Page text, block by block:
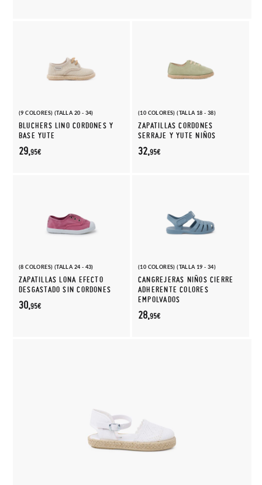
(9 COLORES) (TALLA 20 - 34)
BLUCHERS LINO CORDONES Y
BASE YUTE
29,95€
(10 COLORES) (TALLA 18 - 38)
ZAPATILLAS CORDONES
SERRAJE Y YUTE NIÑOS
32,95€
(8 COLORES) (TALLA 24 - 43)
ZAPATILLAS LONA EFECTO
DESGASTADO SIN CORDONES
30,95€
(10 COLORES) (TALLA 19 - 34)
CANGREJERAS NIÑOS CIERRE
ADHERENTE COLORES
EMPOLVADOS
28,95€